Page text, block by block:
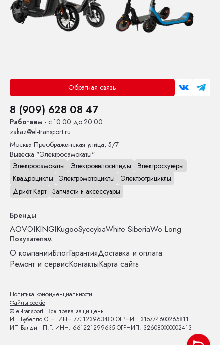
Обратная связь
8 (909) 628 08 47
Работаем - с 10:00 до 20:00
zakaz@el-transport.ru
Москва Преображенская улица, 5/7
Вывеска "Электросамокаты"
Электросамокаты
Электровелосипеды
Электроскутеры
Квадроциклы
Электромотоциклы
Электротрициклы
Дрифт Карт Запчасти и аксессуары
Бренды
AOVOIKINGIKugooSyccybaWhite SiberiaWo Long
Покупателям
О компанииБлогГарантияДоставка и оплата
Ремонт и сервисКонтактыКарта сайта
© el-transport Все права защищены.
ИП Бубелло О.Н. ИНН 773123963480 ОГРНИП 315774600265811
ИП Балдин П.Г. ИНН: 661221299635 ОГРНИП: 326080000002413
Политика конфиденциальности
Файлы cookie